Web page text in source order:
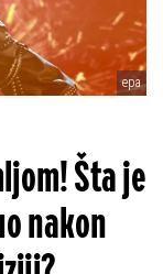
epa
Šta je
nakon